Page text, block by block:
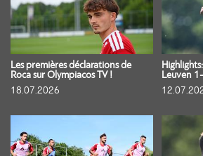
Les premières déclarations de
Roca sur Olympiacos TV !
18.07.2026
Leuven